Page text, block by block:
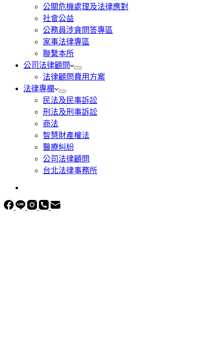
公關危機處理及法律應對
社會公益
公務員涉貪問答專區
家事法律專區
聯繫本所
公司法律顧問
法律顧問費用方案
法律專欄
民法及民事訴訟
刑法及刑事訴訟
商法
智慧財產權法
醫療糾紛
公司法律顧問
台北法律事務所